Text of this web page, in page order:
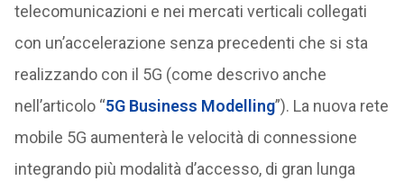
telecomunicazioni e nei mercati verticali collegati
con un’accelerazione senza precedenti che si sta
realizzando con il 5G (come descrivo anche
nell’articolo “5G Business Modelling”). La nuova rete
mobile 5G aumenterà le velocità di connessione
integrando più modalità d’accesso, di gran lunga